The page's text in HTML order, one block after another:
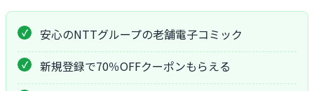
安心のNTTグループの老舗電子コミック
新規登録で70％OFFクーポンもらえる